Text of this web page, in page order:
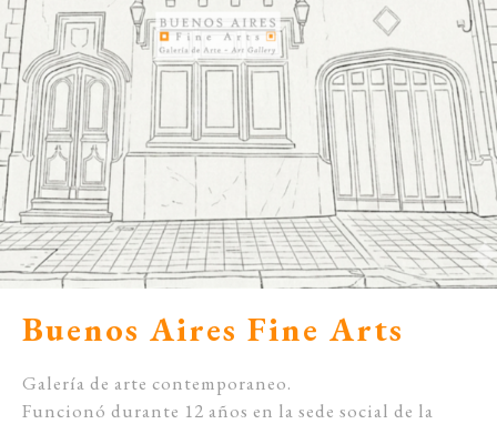
Buenos Aires Fine Arts
Galería de arte contemporaneo.
Funcionó durante 12 años en la sede social de la